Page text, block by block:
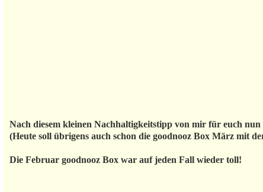
Nach diesem kleinen Nachhaltigkeitstipp von mir für euch
(Heute soll übrigens auch schon die goodnooz Box März mit
Die Februar goodnooz Box war auf jeden Fall wieder toll!